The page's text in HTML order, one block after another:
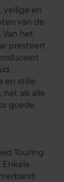
veilige en
van de
Van het
presteert
en stille
net als alle
goede
Touring
Enkele